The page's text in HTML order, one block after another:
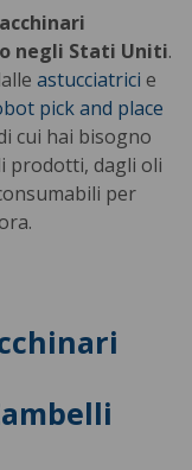
negli Stati Uniti.
astucciatrici e
pick and place
cui hai bisogno
prodotti, dagli oli
per